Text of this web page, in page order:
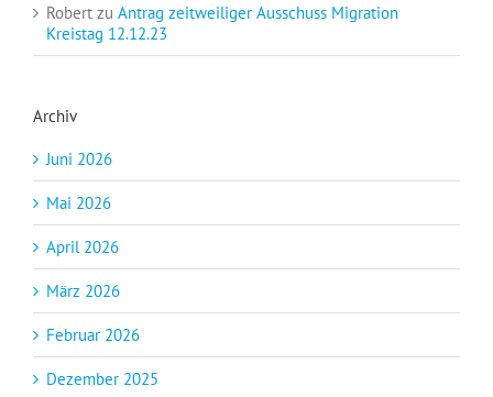
Robert zu Antrag zeitweiliger Ausschuss Migration
Kreistag 12.12.23
Archiv
Juni 2026
Mai 2026
April 2026
März 2026
Februar 2026
Dezember 2025